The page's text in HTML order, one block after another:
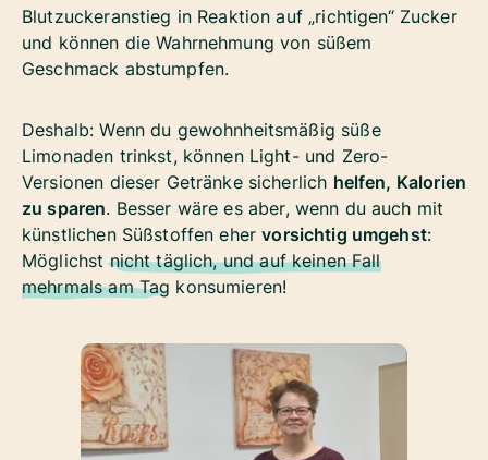
Blutzuckeranstieg in Reaktion auf „richtigen“ Zucker
und können die Wahrnehmung von süßem
Geschmack abstumpfen.
Deshalb: Wenn du gewohnheitsmäßig süße
Limonaden trinkst, können Light- und Zero-
Versionen dieser Getränke sicherlich helfen, Kalorien
zu sparen. Besser wäre es aber, wenn du auch mit
künstlichen Süßstoffen ehervorsichtig umgehst:
Möglichstnicht täglich, und auf keinen Fall
mehrmals am Tag konsumieren!